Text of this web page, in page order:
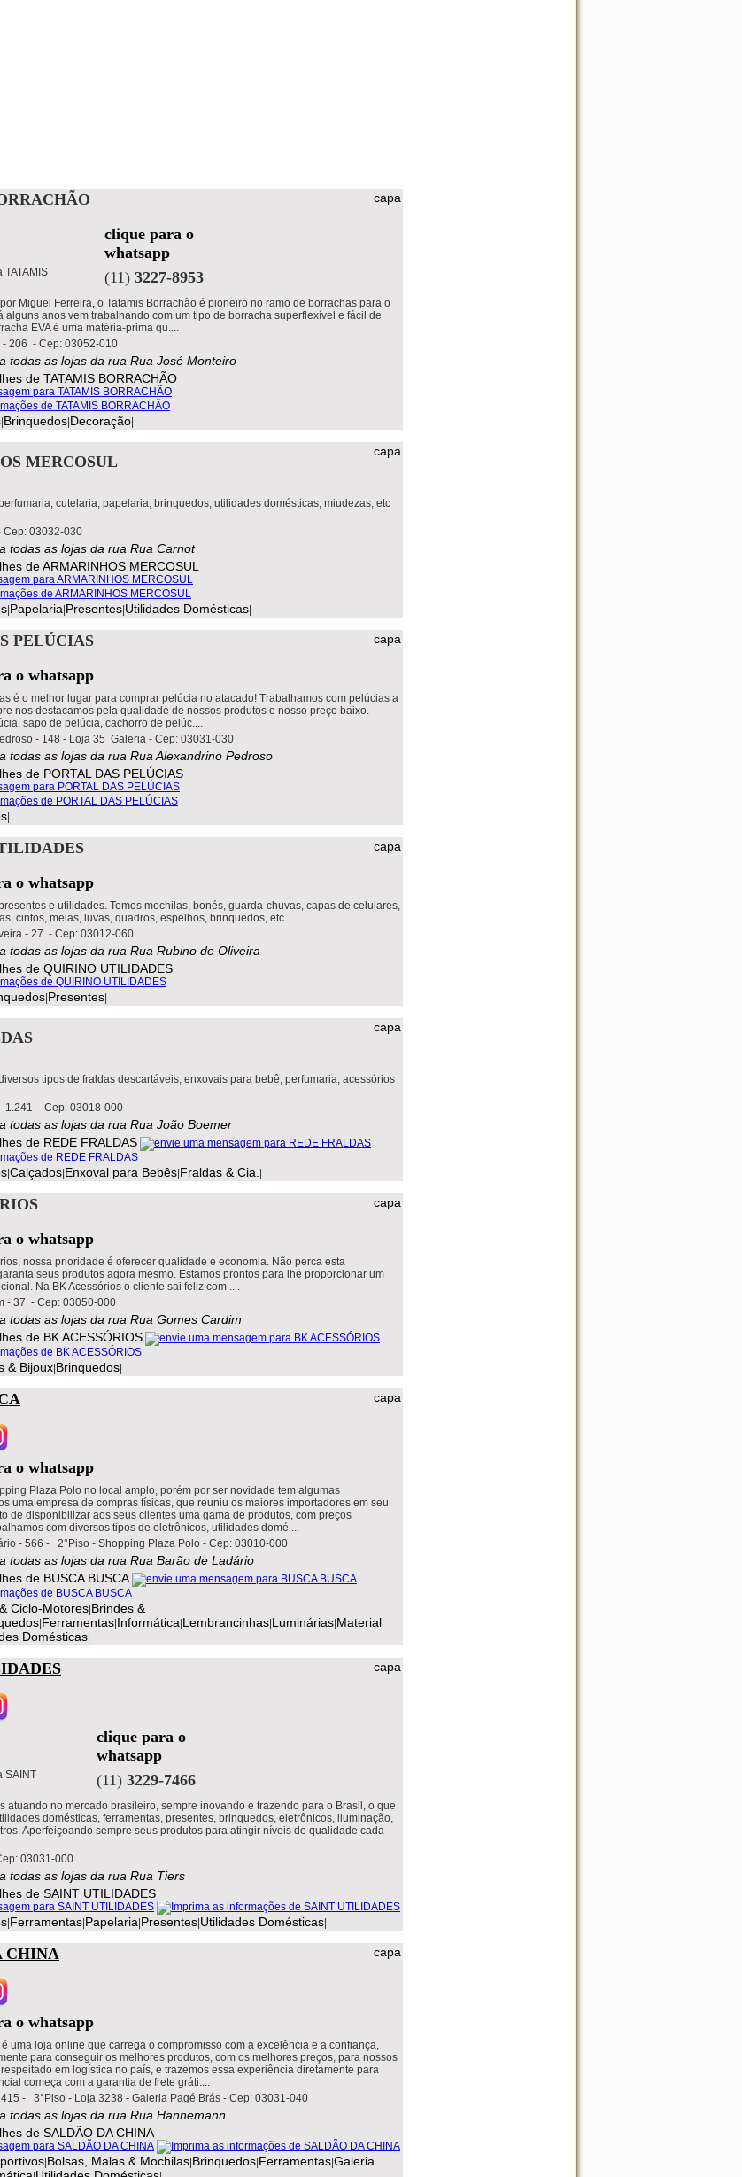
clique para o
whatsapp
(11) 3227-8953
capa
Miguel Ferreira, o Tatamis Borrachão é pioneiro no ramo de borrachas para o
alguns anos vem trabalhando com um tipo de borracha superflexível e fácil de
EVA é uma matéria-prima qu....
- 206 - Cep: 03052-010
todas as lojas da rua Rua José Monteiro
|Brinquedos|Decoração|
MERCOSUL
capa
cutelaria, papelaria, brinquedos, utilidades domésticas, miudezas, etc
Cep: 03032-030
todas as lojas da rua Rua Carnot
|Papelaria|Presentes|Utilidades Domésticas|
PELÚCIAS
o whatsapp
capa
é o melhor lugar para comprar pelúcia no atacado! Trabalhamos com pelúcias a
nos destacamos pela qualidade de nossos produtos e nosso preço baixo.
sapo de pelúcia, cachorro de pelúc....
- 148 - Loja 35 Galeria - Cep: 03031-030
todas as lojas da rua Rua Alexandrino Pedroso
|
o whatsapp
capa
e utilidades. Temos mochilas, bonés, guarda-chuvas, capas de celulares,
cintos, meias, luvas, quadros, espelhos, brinquedos, etc. ....
- 27 - Cep: 03012-060
todas as lojas da rua Rua Rubino de Oliveira
|Presentes|
capa
tipos de fraldas descartáveis, enxovais para bebê, perfumaria, acessórios
1.241 - Cep: 03018-000
todas as lojas da rua Rua João Boemer
|Calçados|Enxoval para Bebês|Fraldas & Cia. |
o whatsapp
capa
nossa prioridade é oferecer qualidade e economia. Não perca esta
seus produtos agora mesmo. Estamos prontos para lhe proporcionar um
Na BK Acessórios o cliente sai feliz com ....
- 37 - Cep: 03050-000
todas as lojas da rua Rua Gomes Cardim
& Bijoux|Brinquedos|
o whatsapp
capa
Plaza Polo no local amplo, porém por ser novidade tem algumas
uma empresa de compras físicas, que reuniu os maiores importadores em seu
de disponibilizar aos seus clientes uma gama de produtos, com preços
com diversos tipos de eletrônicos, utilidades domé....
- 566 - 2°Piso - Shopping Plaza Polo - Cep: 03010-000
todas as lojas da rua Rua Barão de Ladário
Ciclo-Motores|Brindes &
|Ferramentas|Informática|Lembrancinhas|Luminárias|Material
Domésticas|
clique para o
whatsapp
(11) 3229-7466
capa
atuando no mercado brasileiro, sempre inovando e trazendo para o Brasil, o que
domésticas, ferramentas, presentes, brinquedos, eletrônicos, iluminação,
Aperfeiçoando sempre seus produtos para atingir níveis de qualidade cada
03031-000
todas as lojas da rua Rua Tiers
|Ferramentas|Papelaria|Presentes|Utilidades Domésticas|
CHINA
o whatsapp
capa
uma loja online que carrega o compromisso com a excelência e a confiança,
para conseguir os melhores produtos, com os melhores preços, para nossos
em logística no país, e trazemos essa experiência diretamente para
começa com a garantia de frete gráti....
- 3°Piso - Loja 3238 - Galeria Pagé Brás - Cep: 03031-040
todas as lojas da rua Rua Hannemann
|Bolsas, Malas & Mochilas|Brinquedos|Ferramentas|Galeria